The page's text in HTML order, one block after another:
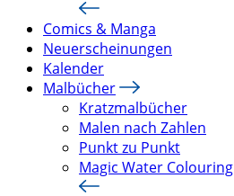
Comics & Manga
Neuerscheinungen
Kalender
Malbücher
Kratzmalbücher
Malen nach Zahlen
Punkt zu Punkt
Magic Water Colouring